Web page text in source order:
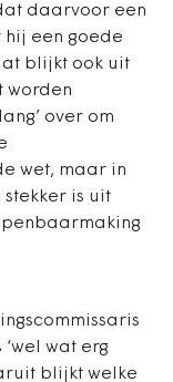
daarvoor een
hij een goede
blijkt ook uit
worden
over om
wet, maar in
is uit
wat erg
blijkt welke